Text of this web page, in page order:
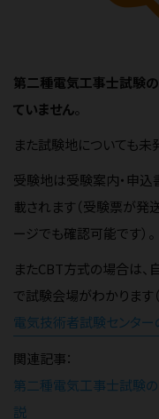
第二種電気工事士試験
ていません。
また試験地についても未
受験地は受験案内・申
載されます（受験票が発
ージでも確認可能です）。
またCBT方式の場合は
で試験会場がわかります
電気技術者試験センター
関連記事：
第二種電気工事士試験
説